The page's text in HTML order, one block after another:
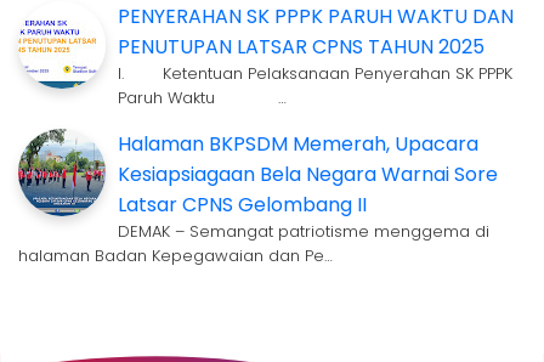
PENYERAHAN SK PPPK PARUH WAKTU DAN
PENUTUPAN LATSAR CPNS TAHUN 2025
I. Ketentuan Pelaksanaan Penyerahan SK PPPK
Paruh Waktu …
Halaman BKPSDM Memerah, Upacara
Kesiapsiagaan Bela Negara Warnai Sore
Latsar CPNS Gelombang II
DEMAK – Semangat patriotisme menggema di
halaman Badan Kepegawaian dan Pe…